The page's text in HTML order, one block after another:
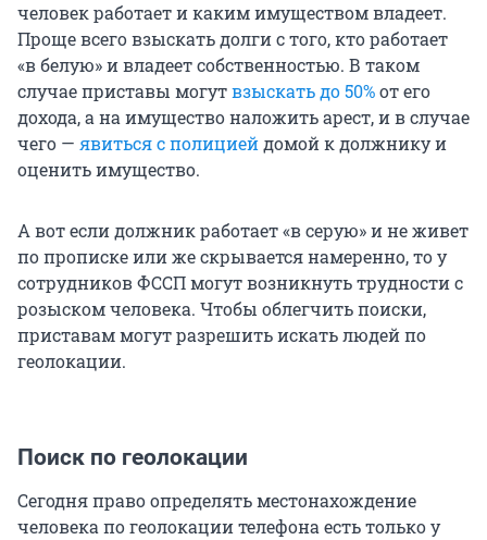
человек работает и каким имуществом владеет.
Проще всего взыскать долги с того, кто работает
«в белую» и владеет собственностью. В таком
случае приставы могутвзыскать до 50%от его
дохода, а на имущество наложить арест, и в случае
чего — явиться с полициейдомой к должнику и
оценить имущество.
А вот если должник работает «в серую» и не живет
по прописке или же скрывается намеренно, то у
сотрудников ФССП могут возникнуть трудности с
розыском человека. Чтобы облегчить поиски,
приставам могут разрешить искать людей по
геолокации.
Поиск по геолокации
Сегодня право определять местонахождение
человека по геолокации телефона есть только у